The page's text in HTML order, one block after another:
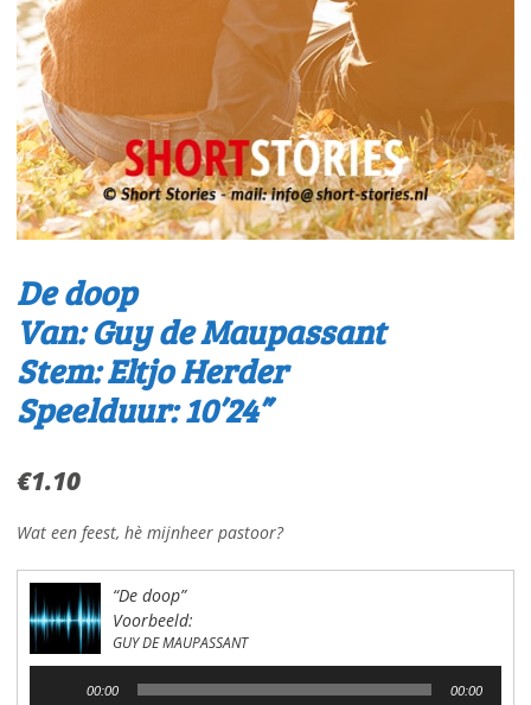
De doop
Van: Guy de Maupassant
Stem: Eltjo Herder
Speelduur: 10’24”
€1.10
Wat een feest, hè mijnheer pastoor?
“De doop”
Voorbeeld:
GUY DE MAUPASSANT
00:00 00:00